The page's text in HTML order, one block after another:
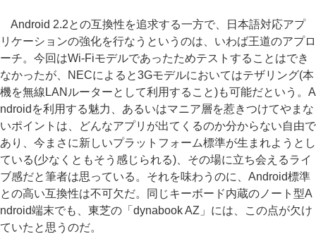
Android 2.2との互換性を追求する一方で、日本語対応アプ
リケーションの強化を行なうというのは、いわば王道のアプロ
ーチ。今回はWi-Fiモデルであったためテストすることはでき
なかったが、NECによると3Gモデルにおいてはテザリング(本
機を無線LANルーターとして利用すること)も可能だという。A
ndroidを利用する魅力、あるいはマニア層を惹きつけてやまな
いポイントは、どんなアプリが出てくるのか分からない自由で
あり、今まさに新しいプラットフォーム標準が生まれようとし
ている(少なくともそう感じられる)、その場に立ち会えるライ
ブ感だと筆者は思っている。それを味わうのに、Android標準
との高い互換性は不可欠だ。同じキーボード内蔵のノート型A
ndroid端末でも、東芝の「dynabook AZ」には、この点が欠け
ていたと思うのだ。